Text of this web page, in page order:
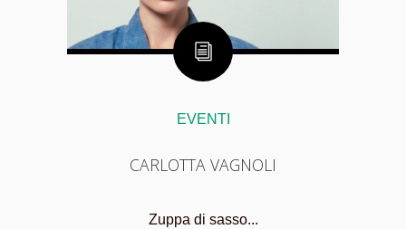
EVENTI
CARLOTTA VAGNOLI
Zuppa di sasso...